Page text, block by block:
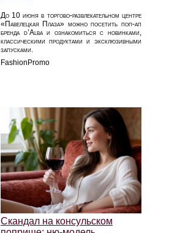
До 10 июня в торгово-развлекательном центре
«Павелецкая Плаза» можно посетить поп-ап
бренда d’Alba и ознакомиться с новинками,
классическими продуктами и эксклюзивными
запусками.
FashionPromo
Скандал на консульском